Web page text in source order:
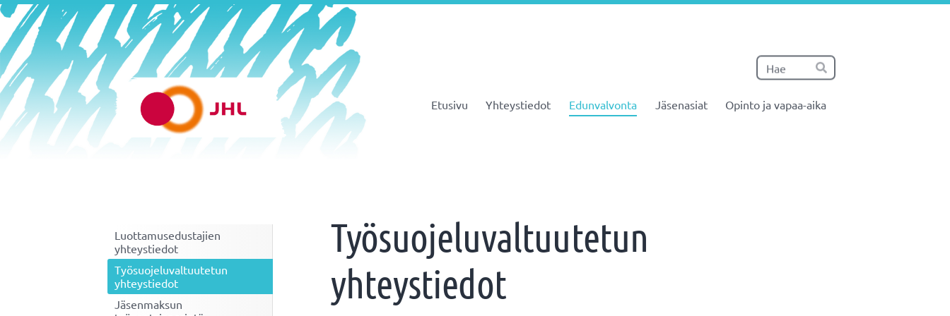
Siirry
sivun
sisältöön
Haku
Hae
Helsingin varhaiskasvatus JHL ry 081 Etusivu Yhteystiedot Edunvalvonta Jäsenasiat Opinto ja vapaa-aika
Luottamusedustajien
yhteystiedot
Työsuojeluvaltuutetun
yhteystiedot
Jäsenmaksun
Työsuojeluvaltuutetun
yhteystiedot